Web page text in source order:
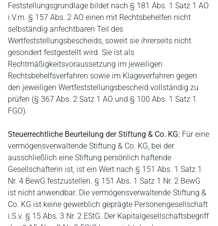
Feststellungsgrundlage bildet nach § 181 Abs. 1 Satz 1 AO
i.V.m. § 157 Abs. 2 AO einen mit Rechtsbehelfen nicht
selbständig anfechtbaren Teil des
Wertfeststellungsbescheids, soweit sie ihrerseits nicht
gesondert festgestellt wird. Sie ist als
Rechtmäßigkeitsvoraussetzung im jeweiligen
Rechtsbehelfsverfahren sowie im Klageverfahren gegen
den jeweiligen Wertfeststellungsbescheid vollständig zu
prüfen (§ 367 Abs. 2 Satz 1 AO und § 100 Abs. 1 Satz 1
FGO).
Steuerrechtliche Beurteilung der Stiftung & Co. KG: Für eine
vermögensverwaltende Stiftung & Co. KG, bei der
ausschließlich eine Stiftung persönlich haftende
Gesellschafterin ist, ist ein Wert nach § 151 Abs. 1 Satz 1
Nr. 4 BewG festzustellen. § 151 Abs. 1 Satz 1 Nr. 2 BewG
ist nicht anwendbar. Die vermögensverwaltende Stiftung &
Co. KG ist keine gewerblich geprägte Personengesellschaft
i.S.v. § 15 Abs. 3 Nr. 2 EStG. Der Kapitalgesellschaftsbegriff